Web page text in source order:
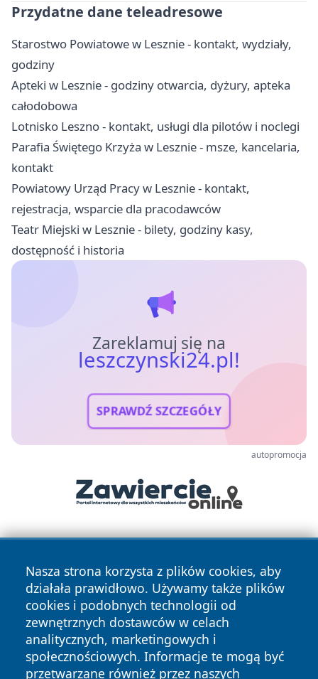
Przydatne dane teleadresowe
Starostwo Powiatowe w Lesznie - kontakt, wydziały,
godziny
Apteki w Lesznie - godziny otwarcia, dyżury, apteka
całodobowa
Lotnisko Leszno - kontakt, usługi dla pilotów i noclegi
Parafia Świętego Krzyża w Lesznie - msze, kancelaria,
kontakt
Powiatowy Urząd Pracy w Lesznie - kontakt,
rejestracja, wsparcie dla pracodawców
Teatr Miejski w Lesznie - bilety, godziny kasy,
dostępność i historia
Zareklamuj się na
leszczynski24.pl!
SPRAWDŹ SZCZEGÓŁY
autopromocja
Nasza strona korzysta z plików cookies, aby
działała prawidłowo. Używamy także plików
cookies i podobnych technologii od
zewnętrznych dostawców w celach
analitycznych, marketingowych i
społecznościowych. Informacje te mogą być
przetwarzane również przez naszych
Copyright © 2026 leszczynski24.pl Wszystkie prawa
zastrzeżone.